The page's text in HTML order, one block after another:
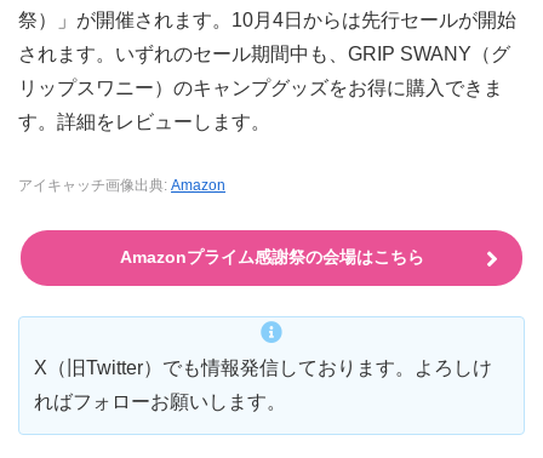
祭）」が開催されます。10月4日からは先行セールが開始
されます。いずれのセール期間中も、GRIP SWANY（グ
リップスワニー）のキャンプグッズをお得に購入できま
す。詳細をレビューします。
アイキャッチ画像出典: Amazon
Amazonプライム感謝祭の会場はこちら
X（旧Twitter）でも情報発信しております。よろしけ
ればフォローお願いします。